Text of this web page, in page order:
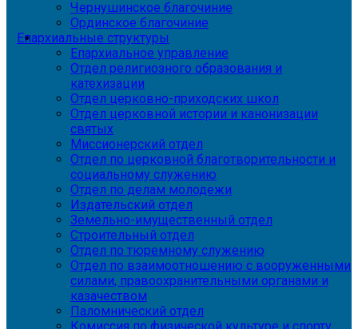
Чернушинское благочиние
Ординское благочиние
Епархиальные структуры
Епархиальное управление
Отдел религиозного образования и
катехизации
Отдел церковно-приходских школ
Отдел церковной истории и канонизации
святых
Миссионерский отдел
Отдел по церковной благотворительности и
социальному служению
Отдел по делам молодежи
Издательский отдел
Земельно-имущественный отдел
Строительный отдел
Отдел по тюремному служению
Отдел по взаимоотношению с вооруженными
силами, правоохранительными органами и
казачеством
Паломнический отдел